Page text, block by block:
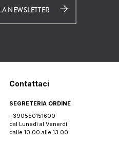
NEWSLETTER
Contattaci
SEGRETERIA ORDINE
+390550151600
dal Lunedì al Venerdì
dalle 10.00 alle 13.00